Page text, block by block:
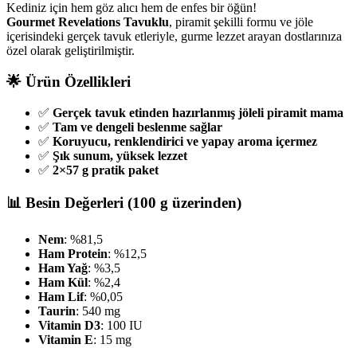
Kediniz için hem göz alıcı hem de enfes bir öğün!
Gourmet Revelations Tavuklu, piramit şekilli formu ve jöle
içerisindeki gerçek tavuk etleriyle, gurme lezzet arayan dostlarınıza
özel olarak geliştirilmiştir.
🌟 Ürün Özellikleri
✅ Gerçek tavuk etinden hazırlanmış jöleli piramit mama
✅ Tam ve dengeli beslenme sağlar
✅ Koruyucu, renklendirici ve yapay aroma içermez
✅ Şık sunum, yüksek lezzet
✅ 2×57 g pratik paket
📊 Besin Değerleri (100 g üzerinden)
Nem: %81,5
Ham Protein: %12,5
Ham Yağ: %3,5
Ham Kül: %2,4
Ham Lif: %0,05
Taurin: 540 mg
Vitamin D3: 100 IU
Vitamin E: 15 mg